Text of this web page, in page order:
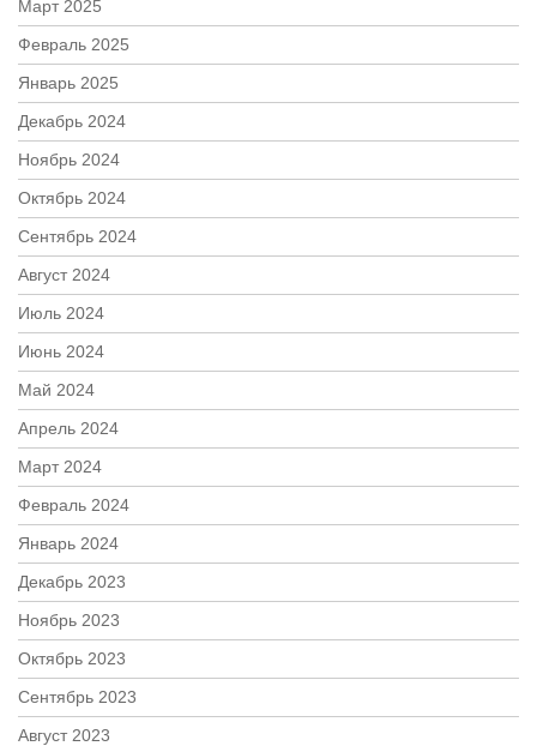
Март 2025
Февраль 2025
Январь 2025
Декабрь 2024
Ноябрь 2024
Октябрь 2024
Сентябрь 2024
Август 2024
Июль 2024
Июнь 2024
Май 2024
Апрель 2024
Март 2024
Февраль 2024
Январь 2024
Декабрь 2023
Ноябрь 2023
Октябрь 2023
Сентябрь 2023
Август 2023